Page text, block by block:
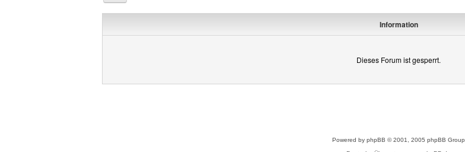
Information
Dieses Forum ist gesperrt.
Powered by phpBB © 2001, 2005 phpBB Group